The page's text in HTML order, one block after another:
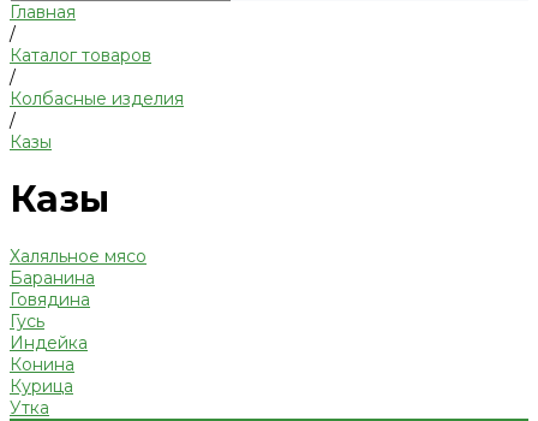
Главная
/
Каталог товаров
/
Колбасные изделия
/
Казы
Казы
Халяльное мясо
Баранина
Говядина
Гусь
Индейка
Конина
Курица
Утка